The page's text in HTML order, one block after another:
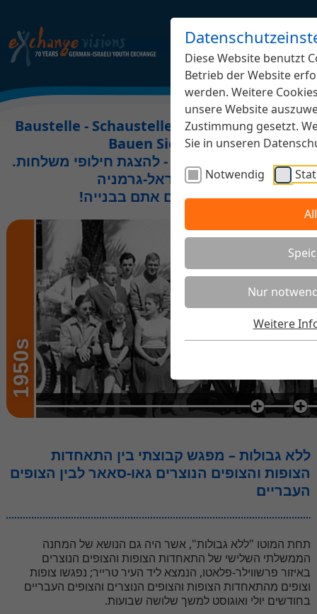
Diese Website benutzt
Betrieb der Website
werden. Weitere
unsere Website
Zustimmung gesetzt.
Sie in unseren
Notwendig
Nur
Weitere
Baustelle - Schaustelle Jugendaustausch.
Bauen Sie mit!
.אתר בבנייה משותפת - להצגת חילופי משלחות
נוער ישראל-גרמניה
!השתתפו גם אתם בבנייה
1950s
ללא גבולות – מפגש קבוצתי בין התאחדות
הצופות והצופים הנוצרים גאו-סאאר לבין הצופים
העבריים
תחת המוטו "ללא גבולות", אשר היה גם הנושא של המחנה
הממשלתי השלישי של התאחדות הצופות והצופים הנוצרים
באיזור פרשווילר-פלאטו, הנמצא ליד העיר טרייר; נפגשו צופות
וצופים מהתאחדות הצופות והצופים הנוצרים והצופים העבריים
בחודשים יולי ואוגוסט למשך שלושה שבועות.